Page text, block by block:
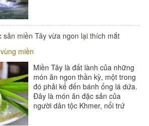
miền Tây vừa ngon lại thích mắt
miền
Miền Tây là đất lành của những
món ăn ngon thần kỳ, một trong
đó phải kể đến bánh ống lá dứa.
Đây là món ăn đặc sản của
người dân tộc Khmer, nổi trứ